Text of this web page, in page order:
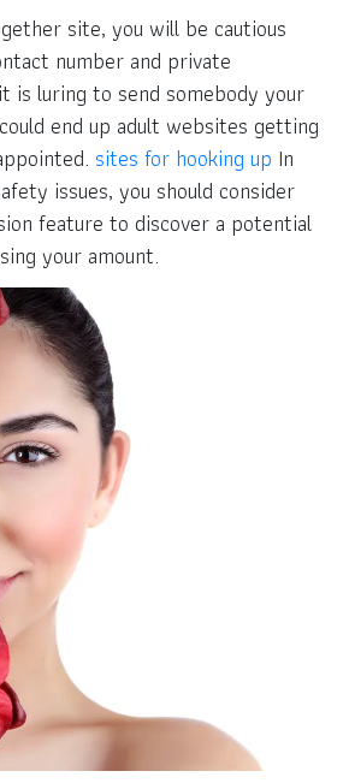
site, you will be cautious
number and private
is luring to send somebody your
end up adult websites getting
sites for hooking up In
issues, you should consider
feature to discover a potential
your amount.